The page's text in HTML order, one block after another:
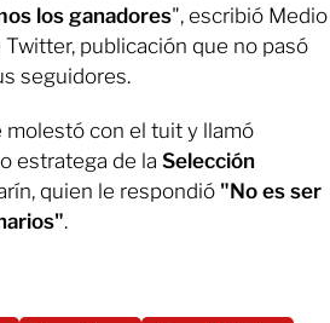
los ganadores", escribió Medio
publicación que no pasó
seguidores.
molestó con el tuit y llamó
estratega de la Selección
quien le respondió "No es ser
.